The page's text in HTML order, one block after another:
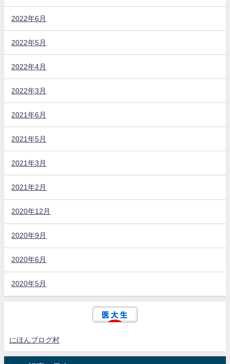
2022年6月
2022年5月
2022年4月
2022年3月
2021年6月
2021年5月
2021年3月
2021年2月
2020年12月
2020年9月
2020年6月
2020年5月
にほんブログ村